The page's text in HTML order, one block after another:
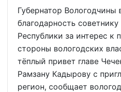
Губернатор Вологодчины
благодарность
Республики за интерес к
стороны вологодских
тёплый привет главе
Рамзану Кадырову с
регион, сообщает